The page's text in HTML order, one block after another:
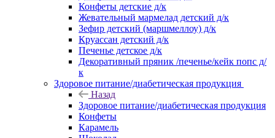
Конфеты детские д/к
Жевательный мармелад детский д/к
Зефир детский (маршмеллоу) д/к
Круассан детский д/к
Печенье детское д/к
Декоративный пряник /печенье/кейк попс д/
к
Здоровое питание/диабетическая продукция
Назад
Здоровое питание/диабетическая продукция
Конфеты
Карамель